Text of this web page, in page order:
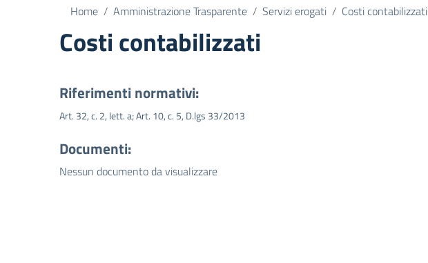
Home Amministrazione Trasparente Servizi erogati Costi contabilizzati
Costi contabilizzati
Riferimenti normativi:
Art. 32, c. 2, lett. a; Art. 10, c. 5, D.lgs 33/2013
Documenti:
Nessun documento da visualizzare